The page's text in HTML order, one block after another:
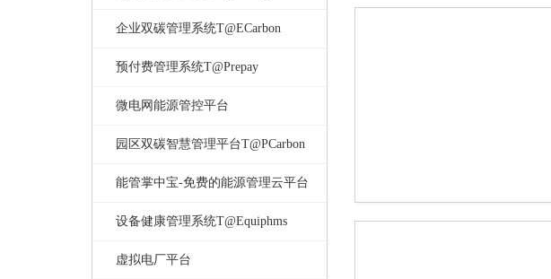
企业双碳管理系统T@ECarbon
预付费管理系统T@Prepay
微电网能源管控平台
园区双碳智慧管理平台T@PCarbon
能管掌中宝-免费的能源管理云平台
设备健康管理系统T@Equiphms
虚拟电厂平台